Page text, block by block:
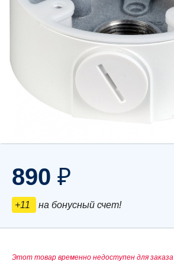
890 ₽
+11 на бонусный счет!
Этот товар временно недоступен для заказа